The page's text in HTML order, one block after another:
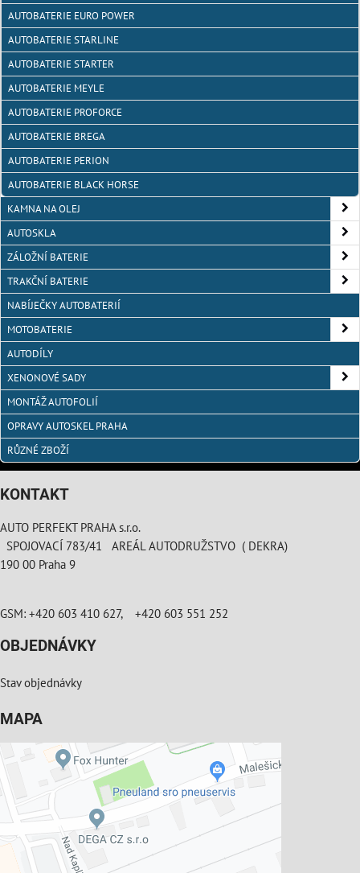
AUTOBATERIE EURO POWER
AUTOBATERIE STARLINE
AUTOBATERIE STARTER
AUTOBATERIE MEYLE
AUTOBATERIE PROFORCE
AUTOBATERIE BREGA
AUTOBATERIE PERION
AUTOBATERIE BLACK HORSE
KAMNA NA OLEJ
AUTOSKLA
ZÁLOŽNÍ BATERIE
TRAKČNÍ BATERIE
NABÍJEČKY AUTOBATERIÍ
MOTOBATERIE
AUTODÍLY
XENONOVÉ SADY
MONTÁŽ AUTOFOLIÍ
OPRAVY AUTOSKEL PRAHA
RŮZNÉ ZBOŽÍ
KONTAKT
AUTO PERFEKT PRAHA s.r.o.
SPOJOVACÍ 783/41 AREÁL AUTODRUŽSTVO ( DEKRA)
190 00 Praha 9
GSM: +420 603 410 627, +420 603 551 252
OBJEDNÁVKY
Stav objednávky
MAPA